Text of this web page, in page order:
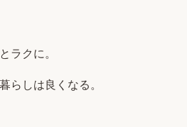
ラクに。
らしは良くなる。